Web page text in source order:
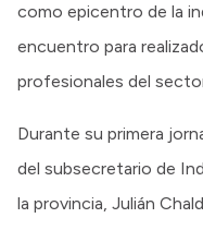
como epicentro de la
encuentro para
profesionales del
Durante su primera
del subsecretario de
la provincia, Julián